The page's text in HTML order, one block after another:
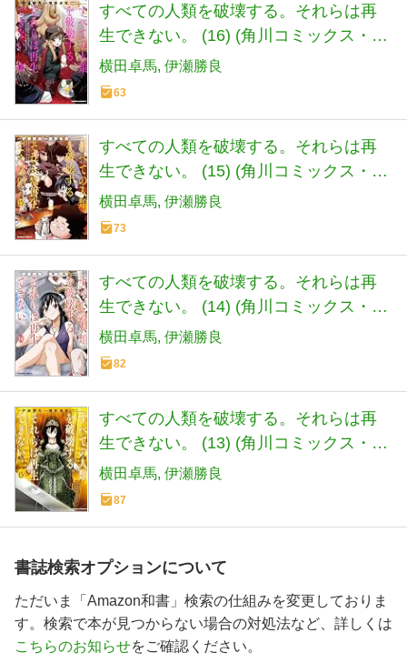
すべての人類を破壊する。それらは再
生できない。 (16) (角川コミックス・エ
ース)
横田卓馬 伊瀬勝良
63
すべての人類を破壊する。それらは再
生できない。 (15) (角川コミックス・エ
ース)
横田卓馬 伊瀬勝良
73
すべての人類を破壊する。それらは再
生できない。 (14) (角川コミックス・エ
ース)
横田卓馬 伊瀬勝良
82
すべての人類を破壊する。それらは再
生できない。 (13) (角川コミックス・エ
ース)
横田卓馬 伊瀬勝良
87
書誌検索オプションについて
ただいま「Amazon和書」検索の仕組みを変更しておりま
す。検索で本が見つからない場合の対処法など、詳しくは
こちらのお知らせをご確認ください。